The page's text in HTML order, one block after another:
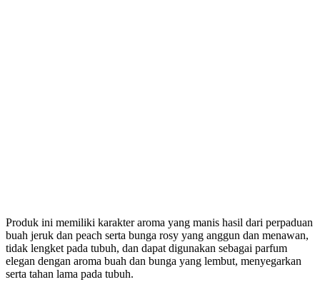
Produk ini memiliki karakter aroma yang manis hasil dari perpaduan
buah jeruk dan peach serta bunga rosy yang anggun dan menawan,
tidak lengket pada tubuh, dan dapat digunakan sebagai parfum
elegan dengan aroma buah dan bunga yang lembut, menyegarkan
serta tahan lama pada tubuh.